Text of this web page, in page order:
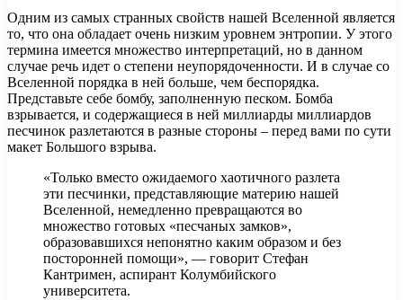
Одним из самых странных свойств нашей Вселенной является
то, что она обладает очень низким уровнем энтропии. У этого
термина имеется множество интерпретаций, но в данном
случае речь идет о степени неупорядоченности. И в случае со
Вселенной порядка в ней больше, чем беспорядка.
Представьте себе бомбу, заполненную песком. Бомба
взрывается, и содержащиеся в ней миллиарды миллиардов
песчинок разлетаются в разные стороны – перед вами по сути
макет Большого взрыва.
«Только вместо ожидаемого хаотичного разлета
эти песчинки, представляющие материю нашей
Вселенной, немедленно превращаются во
множество готовых «песчаных замков»,
образовавшихся непонятно каким образом и без
посторонней помощи», — говорит Стефан
Кантримен, аспирант Колумбийского
университета.